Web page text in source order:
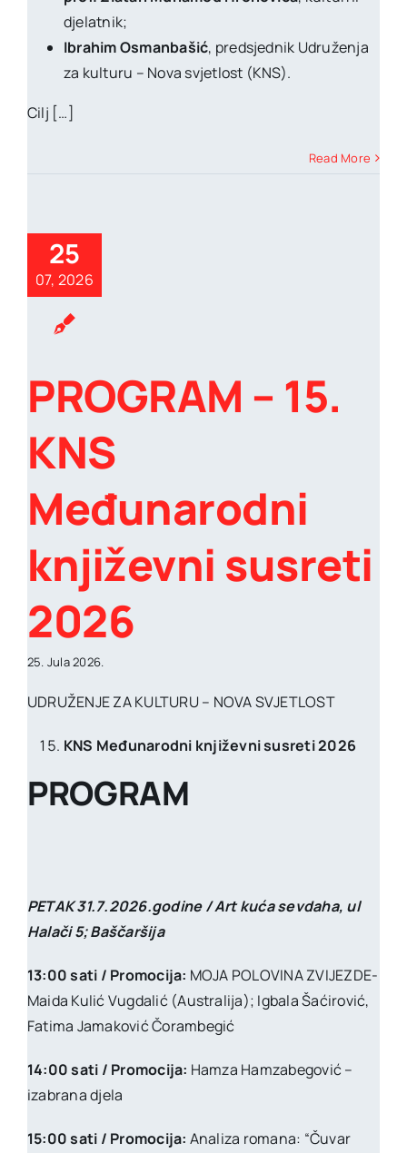
djelatnik;
Ibrahim Osmanbašić, predsjednik Udruženja
za kulturu – Nova svjetlost (KNS).
Cilj […]
Read More
25
07, 2026
PROGRAM – 15.
KNS
Međunarodni
književni susreti
2026
25. Jula 2026.
UDRUŽENJE ZA KULTURU – NOVA SVJETLOST
KNS Međunarodni književni susreti 2026
PROGRAM
PETAK 31.7.2026.godine / Art kuća sevdaha, ul
Halači 5; Baščaršija
13:00 sati / Promocija: MOJA POLOVINA ZVIJEZDE-
Maida Kulić Vugdalić (Australija); Igbala Šaćirović,
Fatima Jamaković Čorambegić
14:00 sati / Promocija: Hamza Hamzabegović –
izabrana djela
15:00 sati / Promocija: Analiza romana: “Čuvar